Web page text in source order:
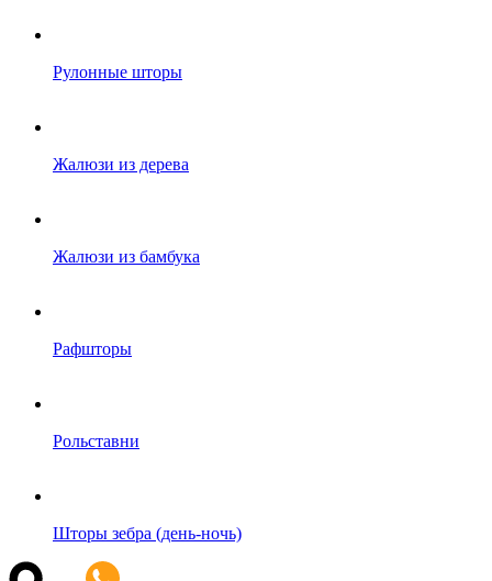
Рулонные шторы
Жалюзи из дерева
Жалюзи из бамбука
Рафшторы
Рольставни
Шторы зебра (день-ночь)